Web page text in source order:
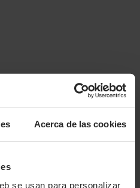
Acerca de las cookies
se usan para personalizar